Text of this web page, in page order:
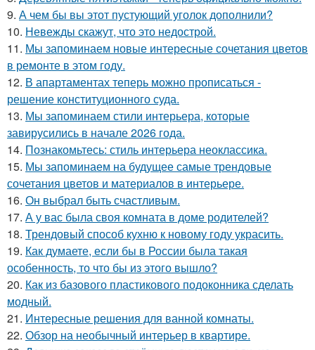
9. А чем бы вы этот пустующий уголок дополнили?
10. Невежды скажут, что это недострой.
11. Мы запоминаем новые интересные сочетания цветов
в ремонте в этом году.
12. В апартаментах теперь можно прописаться -
решение конституционного суда.
13. Мы запоминаем стили интерьера, которые
завирусились в начале 2026 года.
14. Познакомьтесь: стиль интерьера неоклассика.
15. Мы запоминаем на будущее самые трендовые
сочетания цветов и материалов в интерьере.
16. Он выбрал быть счастливым.
17. А у вас была своя комната в доме родителей?
18. Трендовый способ кухню к новому году украсить.
19. Как думаете, если бы в России была такая
особенность, то что бы из этого вышло?
20. Как из базового пластикового подоконника сделать
модный.
21. Интересные решения для ванной комнаты.
22. Обзор на необычный интерьер в квартире.